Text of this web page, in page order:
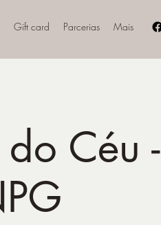
Gift card Parcerias Mais
Céu -